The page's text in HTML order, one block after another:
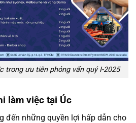
trong ưu tiên phỏng vấn quý I-2025
làm việc tại Úc
đến những quyền lợi hấp dẫn cho